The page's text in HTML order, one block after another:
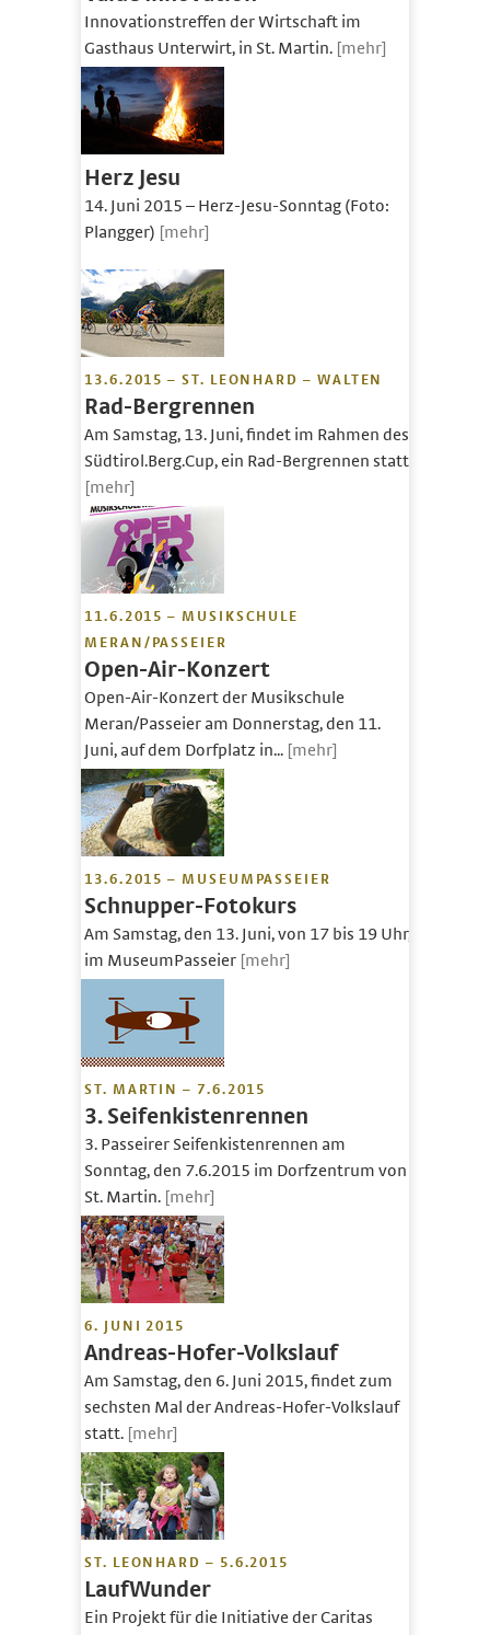
Innovationstreffen der Wirtschaft im
Gasthaus Unterwirt, in St. Martin. [mehr]
Herz Jesu
14. Juni 2015 – Herz-Jesu-Sonntag (Foto:
Plangger) [mehr]
13.6.2015 – ST. LEONHARD – WALTEN
Rad-Bergrennen
Am Samstag, 13. Juni, findet im Rahmen des
Südtirol.Berg.Cup, ein Rad-Bergrennen statt.
[mehr]
11.6.2015 – MUSIKSCHULE
MERAN/PASSEIER
Open-Air-Konzert
Open-Air-Konzert der Musikschule
Meran/Passeier am Donnerstag, den 11.
Juni, auf dem Dorfplatz in... [mehr]
13.6.2015 – MUSEUMPASSEIER
Schnupper-Fotokurs
Am Samstag, den 13. Juni, von 17 bis 19 Uhr,
im MuseumPasseier [mehr]
ST. MARTIN – 7.6.2015
3. Seifenkistenrennen
3. Passeirer Seifenkistenrennen am
Sonntag, den 7.6.2015 im Dorfzentrum von
St. Martin. [mehr]
6. JUNI 2015
Andreas-Hofer-Volkslauf
Am Samstag, den 6. Juni 2015, findet zum
sechsten Mal der Andreas-Hofer-Volkslauf
statt. [mehr]
ST. LEONHARD – 5.6.2015
LaufWunder
Ein Projekt für die Initiative der Caritas